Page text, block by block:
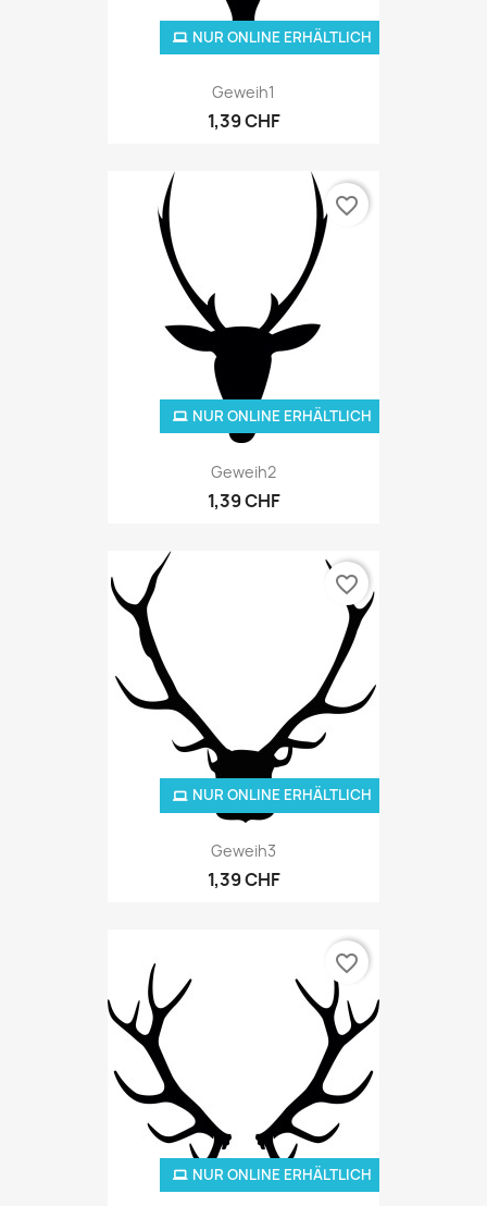
Geweih1
1,39 CHF
NUR ONLINE ERHÄLTLICH
Geweih2
1,39 CHF
NUR ONLINE ERHÄLTLICH
favorite_border
Geweih3
1,39 CHF
NUR ONLINE ERHÄLTLICH
favorite_border
NUR ONLINE ERHÄLTLICH
favorite_border